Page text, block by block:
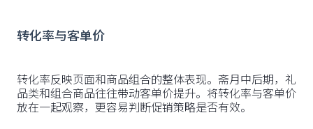
转化率与客单价
转化率反映页面和商品组合的整体表现。斋月中后期，礼
品类和组合商品往往带动客单价提升。将转化率与客单价
放在一起观察，更容易判断促销策略是否有效。